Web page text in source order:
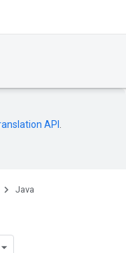
API
Java